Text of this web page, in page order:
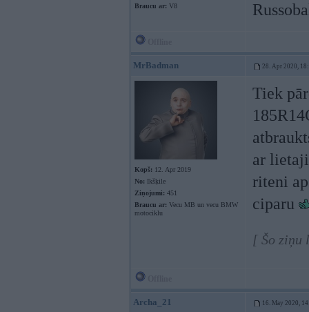
Braucu ar: V8
MrBadman 28. Apr 2020,
Kopš: 12. Apr 2019
No: Ikšķile
Ziņojumi: 451
Braucu ar: Vecu MB un vecu BMW
motociklu
Tiek
ar
riteni
ciparu
[ Šo ziņu
Archa_21 16. May 2020,